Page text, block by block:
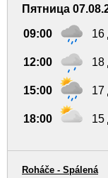
Пятница
09:00 16
12:00 18
15:00 17
18:00 15
Roháče - Spálená